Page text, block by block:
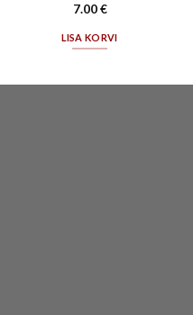
7.00€
LISA KORVI